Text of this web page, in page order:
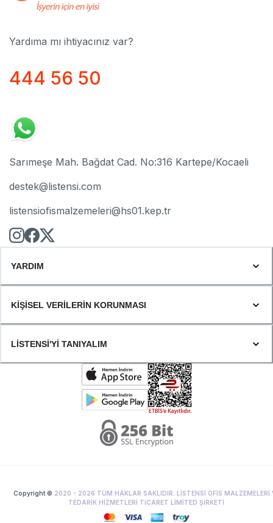
Yardıma mı ihtiyacınız var?
444 56 50
Sarımeşe Mah. Bağdat Cad. No:316 Kartepe/Kocaeli
destek@listensi.com
listensiofismalzemeleri@hs01.kep.tr
YARDIM
KİŞİSEL VERİLERİN KORUNMASI
LİSTENSİ'Yİ TANIYALIM
Copyright © 2020 - 2026 TÜM HAKLAR SAKLIDIR. LİSTENSİ OFİS MALZEMELERİ
TEDARİK HİZMETLERİ TİCARET LİMİTED ŞİRKETİ